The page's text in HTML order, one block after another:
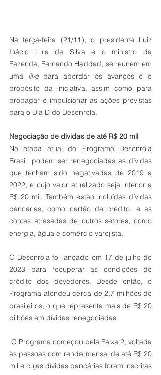
Na terça-feira (21/11), o presidente Luiz
Inácio Lula da Silva e o ministro da
Fazenda, Fernando Haddad, se reúnem em
uma live para abordar os avanços e o
propósito da iniciativa, assim como para
propagar e impulsionar as ações previstas
para o Dia D do Desenrola.
Negociação de dívidas de até R$ 20 mil
Na etapa atual do Programa Desenrola
Brasil, podem ser renegociadas as dívidas
que tenham sido negativadas de 2019 a
2022, e cujo valor atualizado seja inferior a
R$ 20 mil. Também estão incluídas dívidas
bancárias, como cartão de crédito, e as
contas atrasadas de outros setores, como
energia, água e comércio varejista.
O Desenrola foi lançado em 17 de julho de
2023 para recuperar as condições de
crédito dos devedores. Desde então, o
Programa atendeu cerca de 2,7 milhões de
brasileiros, o que representa mais de R$ 20
bilhões em dívidas renegociadas.
às pessoas com renda mensal de até R$ 20
mil e cujas dívidas bancárias foram inscritas